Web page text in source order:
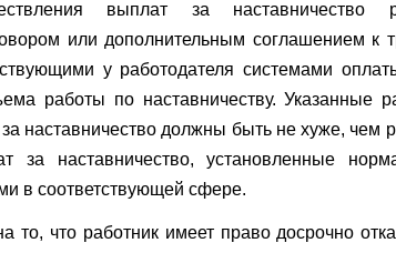
выплат за наставничество
или дополнительным соглашением к
у работодателя системами
работы по наставничеству. Указанные
наставничество должны быть не хуже, чем
за наставничество, установленные
в соответствующей сфере.
то, что работник имеет право досрочно